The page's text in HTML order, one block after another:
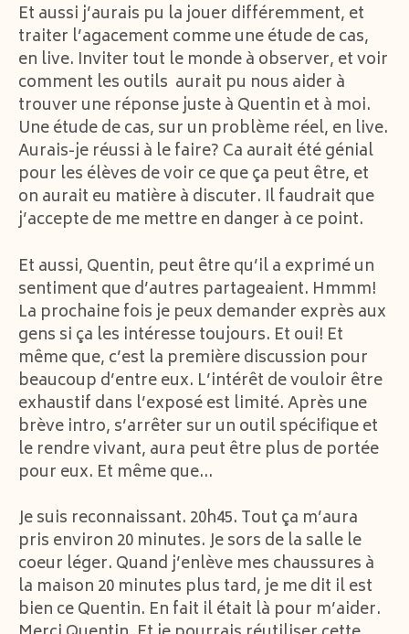
Et aussi j’aurais pu la jouer différemment, et
traiter l’agacement comme une étude de cas,
en live. Inviter tout le monde à observer, et voir
comment les outils aurait pu nous aider à
trouver une réponse juste à Quentin et à moi.
Une étude de cas, sur un problème réel, en live.
Aurais-je réussi à le faire? Ca aurait été génial
pour les élèves de voir ce que ça peut être, et
on aurait eu matière à discuter. Il faudrait que
j’accepte de me mettre en danger à ce point.
Et aussi, Quentin, peut être qu’il a exprimé un
sentiment que d’autres partageaient. Hmmm!
La prochaine fois je peux demander exprès aux
gens si ça les intéresse toujours. Et oui! Et
même que, c’est la première discussion pour
beaucoup d’entre eux. L’intérêt de vouloir être
exhaustif dans l’exposé est limité. Après une
brève intro, s’arrêter sur un outil spécifique et
le rendre vivant, aura peut être plus de portée
pour eux. Et même que…
Je suis reconnaissant. 20h45. Tout ça m’aura
pris environ 20 minutes. Je sors de la salle le
coeur léger. Quand j’enlève mes chaussures à
la maison 20 minutes plus tard, je me dit il est
bien ce Quentin. En fait il était là pour m’aider.